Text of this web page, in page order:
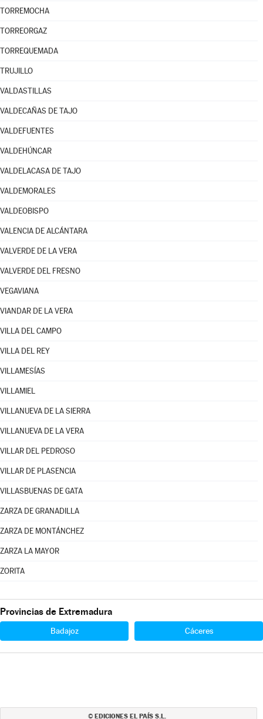
TORREMOCHA
TORREORGAZ
TORREQUEMADA
TRUJILLO
VALDASTILLAS
VALDECAÑAS DE TAJO
VALDEFUENTES
VALDEHÚNCAR
VALDELACASA DE TAJO
VALDEMORALES
VALDEOBISPO
VALENCIA DE ALCÁNTARA
VALVERDE DE LA VERA
VALVERDE DEL FRESNO
VEGAVIANA
VIANDAR DE LA VERA
VILLA DEL CAMPO
VILLA DEL REY
VILLAMESÍAS
VILLAMIEL
VILLANUEVA DE LA SIERRA
VILLANUEVA DE LA VERA
VILLAR DEL PEDROSO
VILLAR DE PLASENCIA
VILLASBUENAS DE GATA
ZARZA DE GRANADILLA
ZARZA DE MONTÁNCHEZ
ZARZA LA MAYOR
ZORITA
Provincias de Extremadura
Badajoz Cáceres
© EDICIONES EL PAÍS S.L.